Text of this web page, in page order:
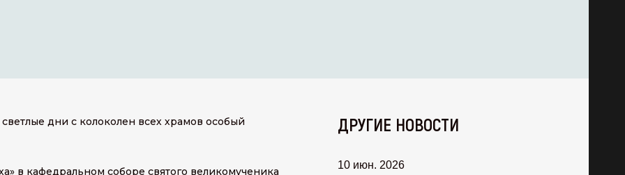
дни с колоколен всех храмов особый
в кафедральном соборе святого великомученика
ДРУГИЕ НОВОСТИ
10 июн. 2026